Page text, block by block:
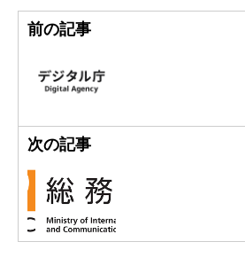
前の記事
次の記事